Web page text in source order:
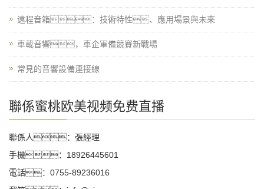
遠程音箱：技術特性、應用場景與未來
車載音響，車企軍備競賽新戰場
常見的音響設備連接線
聯係蜜桃欧美视频免费直播
聯係人：張經理
手機：18926445601
電話：0755-89236016